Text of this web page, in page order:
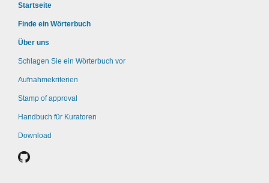
Startseite
Finde ein Wörterbuch
Über uns
Schlagen Sie ein Wörterbuch vor
Aufnahmekriterien
Stamp of approval
Handbuch für Kuratoren
Download